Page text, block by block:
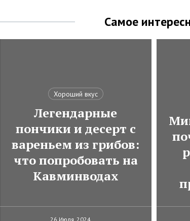
Самое
Хороший вкус
Легендарные
пончики и десерт с
вареньем из грибов:
что попробовать на
Кавминводах
26 Июля, 2024